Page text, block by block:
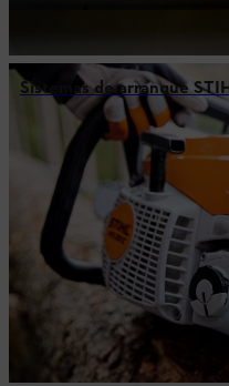
Sistemas de arranque